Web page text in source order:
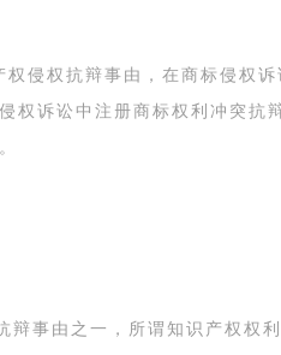
侵权抗辩事由，在商标侵权
权诉讼中注册商标权利冲突
辩事由之一，所谓知识产权